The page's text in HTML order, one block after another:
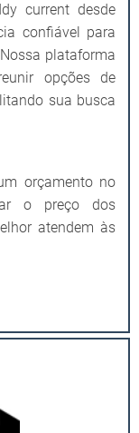
current desde
confiável para
plataforma
opções de
sua busca
orçamento no
o preço dos
atendem às